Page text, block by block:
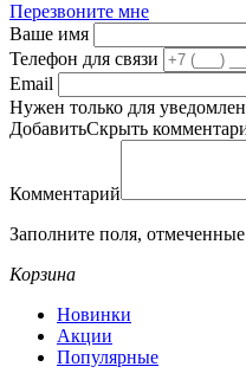
Перезвоните мне
Ваше имя
Телефон для связи
Email
Нужен только для
ДобавитьСкрыть
Комментарий
Заполните поля, отмеченные
Корзина
Новинки
Акции
Популярные